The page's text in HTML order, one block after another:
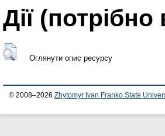
Дії ​​(потрібно
Оглянути опис ресурсу
© 2008–2026 Zhytomyr Ivan Franko State